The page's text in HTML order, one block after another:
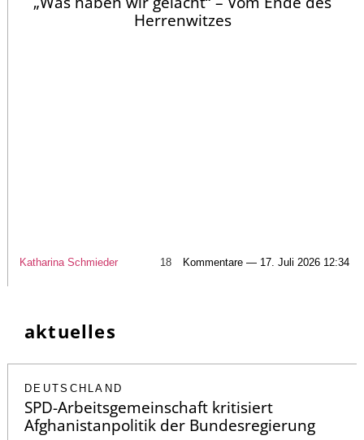
Herrenwitzes
Katharina Schmieder 18 Kommentare — 17. Juli 2026 12:34
aktuelles
DEUTSCHLAND
SPD-Arbeitsgemeinschaft kritisiert
Afghanistanpolitik der Bundesregierung